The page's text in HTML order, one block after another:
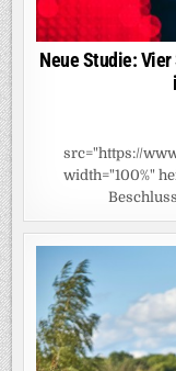
Neue Studie:
src="https://
width="100%"